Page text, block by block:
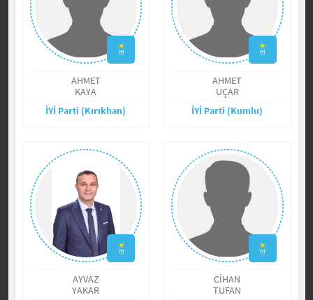
AHMET
KAYA
İYİ Parti (Kırıkhan)
AHMET
UÇAR
İYİ Parti (Kumlu)
AYVAZ
YAKAR
CİHAN
TUFAN